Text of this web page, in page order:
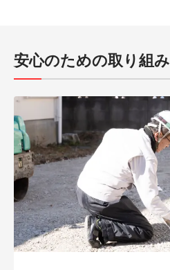
安心のための取り組み